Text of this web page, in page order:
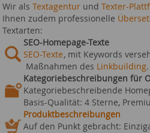
Wir als Textagentur und Texter-
Ihnen zudem professionelle
Textarten:
SEO-Homepage-Texte
SEO-Texte, mit Keywords
Maßnahmen des Linkbuilding
Kategoriebeschreibungen für
Kategoriebeschreibende
Basis-Qualität: 4 Sterne,
Produktbeschreibungen
Auf den Punkt gebracht: